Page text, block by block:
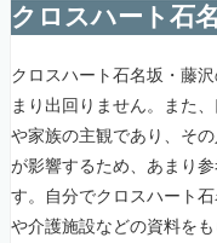
クロスハート石
クロスハート石名坂・藤
まり出回りません。また
や家族の主観であり、そ
が影響するため、あまり
す。自分でクロスハート
や介護施設などの資料を